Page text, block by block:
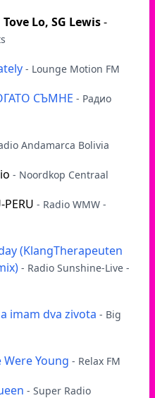
Tove Lo, SG Lewis-
- Lounge Motion FM
СЪМНЕ - Радио
Andamarca Bolivia
- Noordkop Centraal
- Radio WMW -
(KlangTherapeuten
- Radio Sunshine-Live -
imam dva zivota - Big
Were Young - Relax FM
- Super Radio